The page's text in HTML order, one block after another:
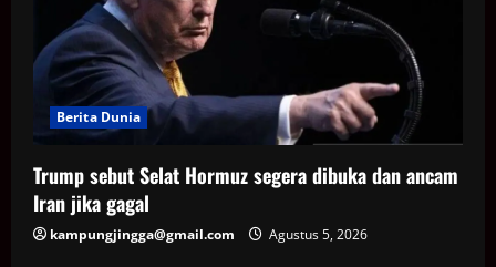
Berita Dunia
Trump sebut Selat Hormuz segera dibuka dan ancam
Iran jika gagal
kampungjingga@gmail.com Agustus 5, 2026